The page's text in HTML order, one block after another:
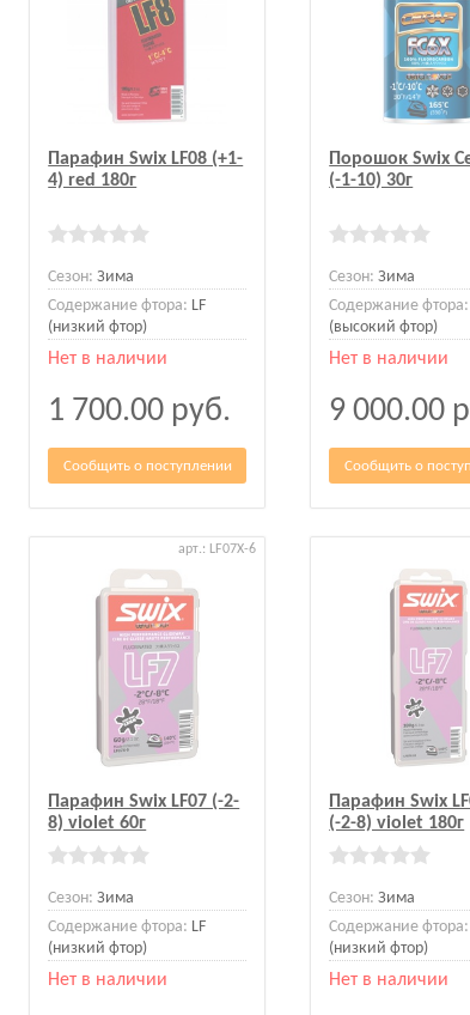
Парафин Swix LF08 (+1-
4) red 180г
Сезон: Зима
Содержание фтора: LF
(низкий фтор)
Нет в наличии
1 700.00 руб.
Сообщить о поступлении
Порошок Swix
(-1-10) 30г
Сезон: Зима
Содержание фтора:
(высокий фтор)
Нет в наличии
9 000.00
Сообщить о
арт.: LF07X-6
Парафин Swix LF07 (-2-
8) violet 60г
Сезон: Зима
Содержание фтора: LF
(низкий фтор)
Нет в наличии
Парафин Swix
(-2-8) violet 180г
Сезон: Зима
Содержание фтора:
(низкий фтор)
Нет в наличии